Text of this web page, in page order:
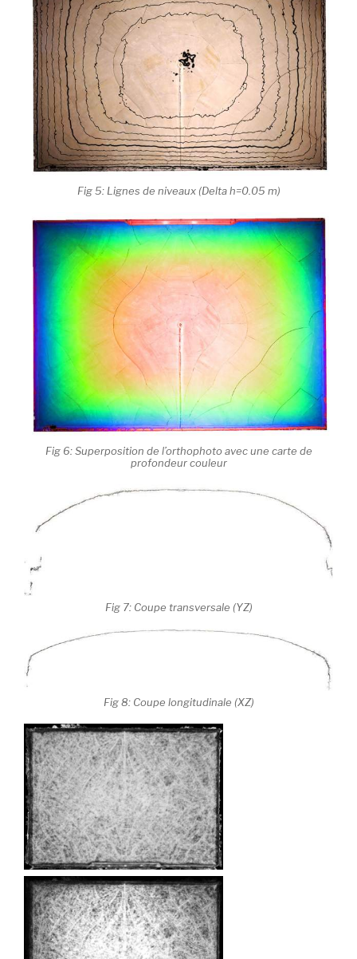
Fig 5: Lignes de niveaux (Delta h=0.05 m)
Fig 6: Superposition de l’orthophoto avec une carte de
profondeur couleur
Fig 7: Coupe transversale (YZ)
Fig 8: Coupe longitudinale (XZ)